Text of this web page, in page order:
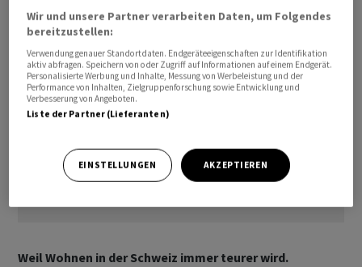
Weil Wohnen in der Schweiz immer teurer wird.
Wir und unsere Partner verarbeiten Daten, um Folgendes
bereitzustellen:
Verwendung genauer Standortdaten. Endgeräteeigenschaften zur Identifikation
aktiv abfragen. Speichern von oder Zugriff auf Informationen auf einem Endgerät.
Personalisierte Werbung und Inhalte, Messung von Werbeleistung und der
Performance von Inhalten, Zielgruppenforschung sowie Entwicklung und
Verbesserung von Angeboten.
Liste der Partner (Lieferanten)
EINSTELLUNGEN AKZEPTIEREN